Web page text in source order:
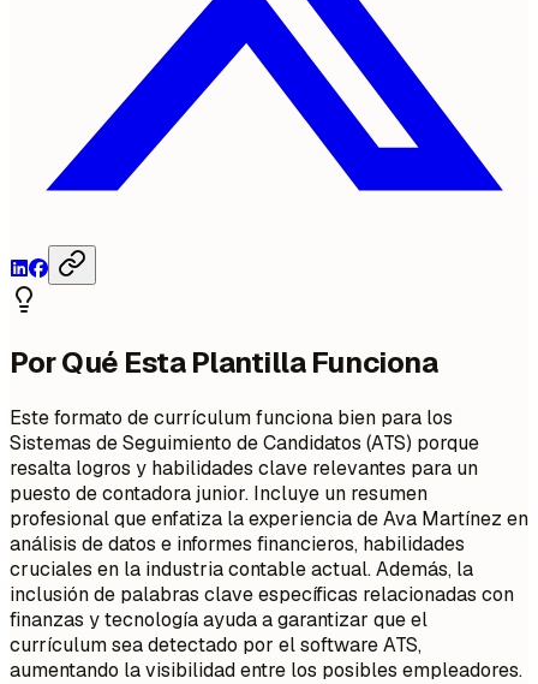
Por Qué Esta Plantilla Funciona
Este formato de currículum funciona bien para los
Sistemas de Seguimiento de Candidatos (ATS) porque
resalta logros y habilidades clave relevantes para un
puesto de contadora junior. Incluye un resumen
profesional que enfatiza la experiencia de Ava Martínez en
análisis de datos e informes financieros, habilidades
cruciales en la industria contable actual. Además, la
inclusión de palabras clave específicas relacionadas con
finanzas y tecnología ayuda a garantizar que el
currículum sea detectado por el software ATS,
aumentando la visibilidad entre los posibles empleadores.